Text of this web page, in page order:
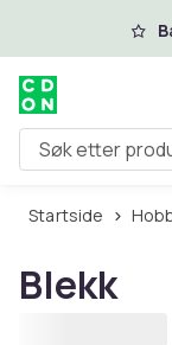
Hopp til
Søk etter
Startside
Blekk